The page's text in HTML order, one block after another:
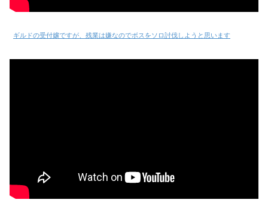
ギルドの受付嬢ですが、残業は嫌なのでボスをソロ討伐しようと思います